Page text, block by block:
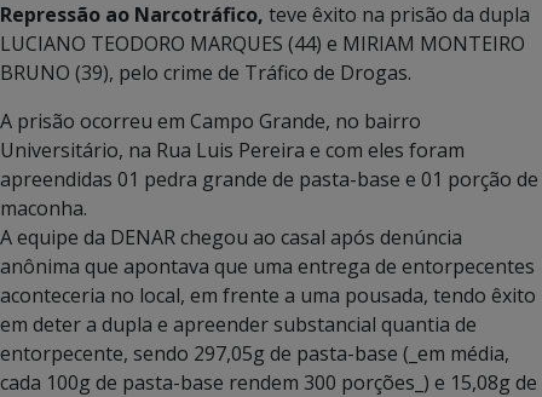
Repressão ao Narcotráfico, teve êxito na prisão da dupla
LUCIANO TEODORO MARQUES (44) e MIRIAM MONTEIRO
BRUNO (39), pelo crime de Tráfico de Drogas.
A prisão ocorreu em Campo Grande, no bairro
Universitário, na Rua Luis Pereira e com eles foram
apreendidas 01 pedra grande de pasta-base e 01 porção de
maconha.
A equipe da DENAR chegou ao casal após denúncia
anônima que apontava que uma entrega de entorpecentes
aconteceria no local, em frente a uma pousada, tendo êxito
em deter a dupla e apreender substancial quantia de
entorpecente, sendo 297,05g de pasta-base (_em média,
cada 100g de pasta-base rendem 300 porções_) e 15,08g de